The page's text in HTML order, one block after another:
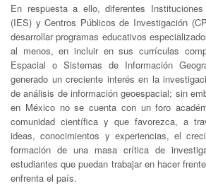
En respuesta a ello, diferentes
(IES) y Centros Públicos de Investigación
desarrollar programas educativos
al menos, en incluir en sus currículas
Espacial o Sistemas de Información
generado un creciente interés en la
de análisis de información geoespacial; sin
en México no se cuenta con un foro
comunidad científica y que favorezca, a
ideas, conocimientos y experiencias, el
formación de una masa crítica de
estudiantes que puedan trabajar en hacer
enfrenta el país.